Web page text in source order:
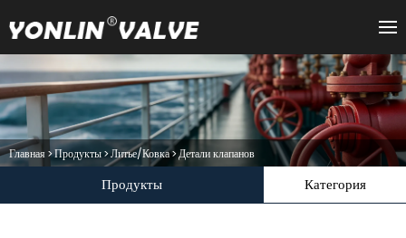
Главная>Продукты>Литье/Ковка>Детали клапанов
Продукты Категория